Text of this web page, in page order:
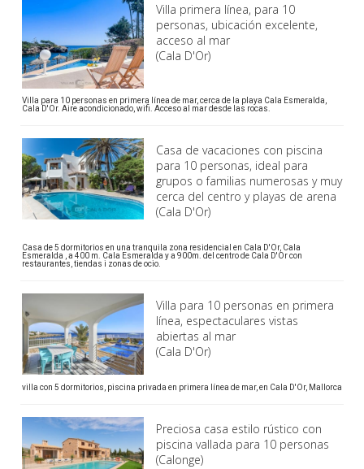
Villa primera línea, para 10
personas, ubicación excelente,
acceso al mar
(Cala D'Or)
Villa para 10 personas en primera línea de mar, cerca de la playa Cala Esmeralda,
Cala D'Or. Aire acondicionado, wifi. Acceso al mar desde las rocas.
Casa de vacaciones con piscina
para 10 personas, ideal para
grupos o familias numerosas y muy
cerca del centro y playas de arena
(Cala D'Or)
Casa de 5 dormitorios en una tranquila zona residencial en Cala D'Or, Cala
Esmeralda , a 400 m. Cala Esmeralda y a 900m. del centro de Cala D'Or con
restaurantes, tiendas i zonas de ocio.
Villa para 10 personas en primera
línea, espectaculares vistas
abiertas al mar
(Cala D'Or)
villa con 5 dormitorios, piscina privada en primera línea de mar, en Cala D'Or, Mallorca
Preciosa casa estilo rústico con
piscina vallada para 10 personas
(Calonge)